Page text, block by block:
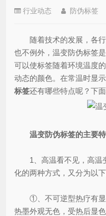
行业动态 防伪标签
随着技术的发展，各行
也不例外，温变防伪标签
可以使标签随着环境温度
动态的颜色。在常温时显
标签还有哪些特点呢？下
温变防伪标签的主要特
1、高温看不见，高温
化的两种方式，又分为以
①、不可逆型热疗有显
热墨外观无色，受热后显